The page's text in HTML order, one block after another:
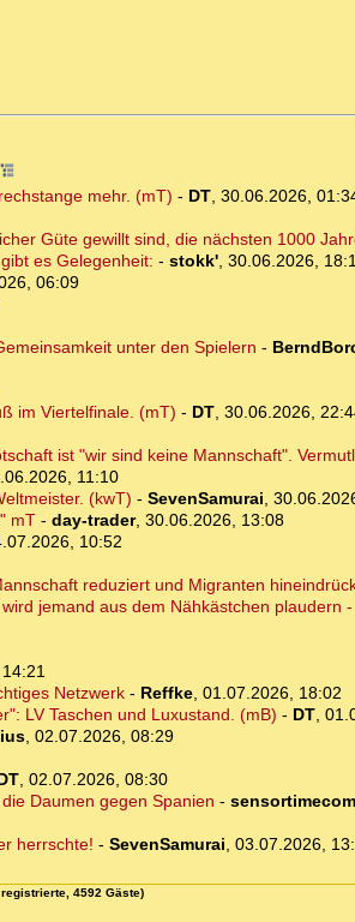
mehr. (mT) - DT, 30.06.2026,
Güte gewillt sind, die nächsten 1000
es Gelegenheit: - stokk', 30.06.2026,
06:09
unter den Spielern -
im Viertelfinale. (mT) - DT, 30.06.2026,
ist "wir sind keine Mannschaft".
11:10
(kwT) - SevenSamurai,
mT- day-trader, 30.06.2026, 13:08
10:52
reduziert und Migranten
jemand aus dem Nähkästchen plaudern -
Netzwerk- Reffke, 01.07.2026, 18:02
LV Taschen und Luxustand. (mB) - DT,
, 02.07.2026, 08:29
, 02.07.2026, 08:30
Daumen gegen Spanien - sensortimecom
herrschte! - SevenSamurai, 03.07.2026,
4592 Gäste)